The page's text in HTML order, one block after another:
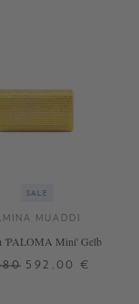
SALE
MUADDI
'PALOMA Mini' Gelb
592,00 €